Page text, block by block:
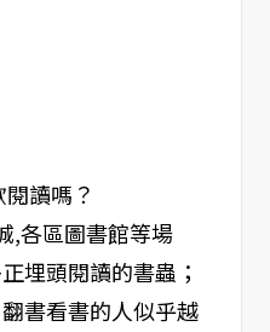
讀嗎？
,各區圖書館等場
埋頭閱讀的書蟲；
書看書的人似乎越